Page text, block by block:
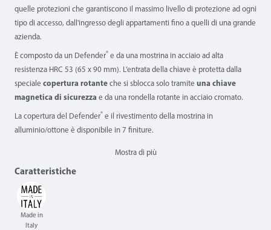
quelle protezioni che garantiscono il massimo livello di protezione ad ogni
tipo di accesso, dall'ingresso degli appartamenti fino a quelli di una grande
azienda.
È composto da un Defender® e da una mostrina in acciaio ad alta
resistenza HRC 53 (65 x 90 mm). L’entrata della chiave è protetta dalla
speciale copertura rotante che si sblocca solo tramite una chiave
magnetica di sicurezza e da una rondella rotante in acciaio cromato.
La copertura del Defender® e il rivestimento della mostrina in
alluminio/ottone è disponibile in 7 finiture.
Mostra di più
Caratteristiche
Made in
Italy